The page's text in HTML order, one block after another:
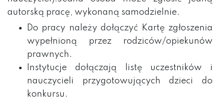
autorską pracę, wykonaną samodzielnie.
Do pracy należy dołączyć Kartę zgłoszenia
wypełnioną przez rodziców/opiekunów
prawnych.
Instytucje dołączają listę uczestników i
nauczycieli przygotowujących dzieci do
konkursu.